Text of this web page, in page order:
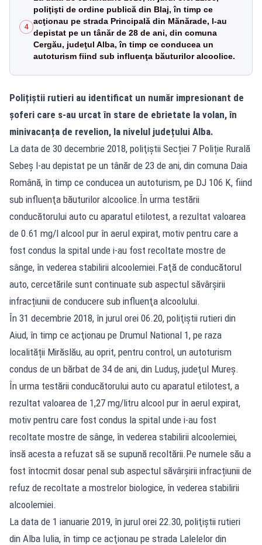
4
poliţişti de ordine publică din Blaj, în timp ce
acţionau pe strada Principală din Mănărade, l-au
depistat pe un tânăr de 28 de ani, din comuna
Cergău, judeţul Alba, în timp ce conducea un
autoturism fiind sub influenţa băuturilor alcoolice.
Polițiștii rutieri au identificat un număr impresionant de
șoferi care s-au urcat în stare de ebrietate la volan, în
minivacanța de revelion, la nivelul județului Alba.
La data de 30 decembrie 2018, poliţiştii Secției 7 Poliție Rurală
Sebeș l-au depistat pe un tânăr de 23 de ani, din comuna Daia
Română, în timp ce conducea un autoturism, pe DJ 106 K, fiind
sub influenţa băuturilor alcoolice.În urma testării
conducătorului auto cu aparatul etilotest, a rezultat valoarea
de 0.61 mg/l alcool pur în aerul expirat, motiv pentru care a
fost condus la spital unde i-au fost recoltate mostre de
sânge, în vederea stabilirii alcoolemiei.Faţă de conducătorul
auto, cercetările sunt continuate sub aspectul săvârşirii
infracțiunii de conducere sub influenţa alcoolului.
În 31 decembrie 2018, în jurul orei 06.20, poliţiştii rutieri din
Aiud, în timp ce acţionau pe Drumul National 1, pe raza
localității Mirăslău, au oprit, pentru control, un autoturism
condus de un bărbat de 34 de ani, din Luduş, judeţul Mureş.
În urma testării conducătorului auto cu aparatul etilotest, a
rezultat valoarea de 1,27 mg/litru alcool pur în aerul expirat,
motiv pentru care fost condus la spital unde i-au fost
recoltate mostre de sânge, în vederea stabilirii alcoolemiei,
însă acesta a refuzat să se supună recoltării.Pe numele său a
fost întocmit dosar penal sub aspectul săvârşirii infracțiunii de
refuz de recoltate a mostrelor biologice, în vederea stabilirii
alcoolemiei.
La data de 1 ianuarie 2019, în jurul orei 22.30, poliţiştii rutieri
din Alba Iulia, în timp ce acţionau pe strada Lalelelor din